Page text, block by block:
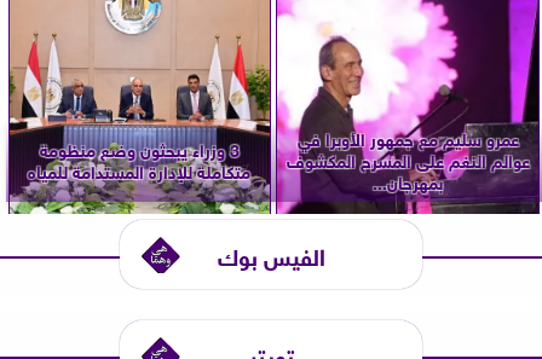
عمرو سليم مع جمهور الأوبرا في
عوالم النغم على المسرح المكشوف
بمهرجان...
3 وزراء يبحثون وضع منظومة
متكاملة للإدارة المستدامة للمياه
الفيس بوك